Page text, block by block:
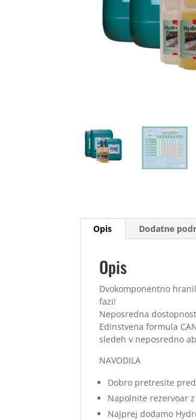
Opis Dodatne
Opis
Dvokomponentno
fazi!
Neposredna
Edinstvena formula
sledeh v neposredno
NAVODILA
Dobro pretresite
Napolnite rezervoar
Najprej dodamo